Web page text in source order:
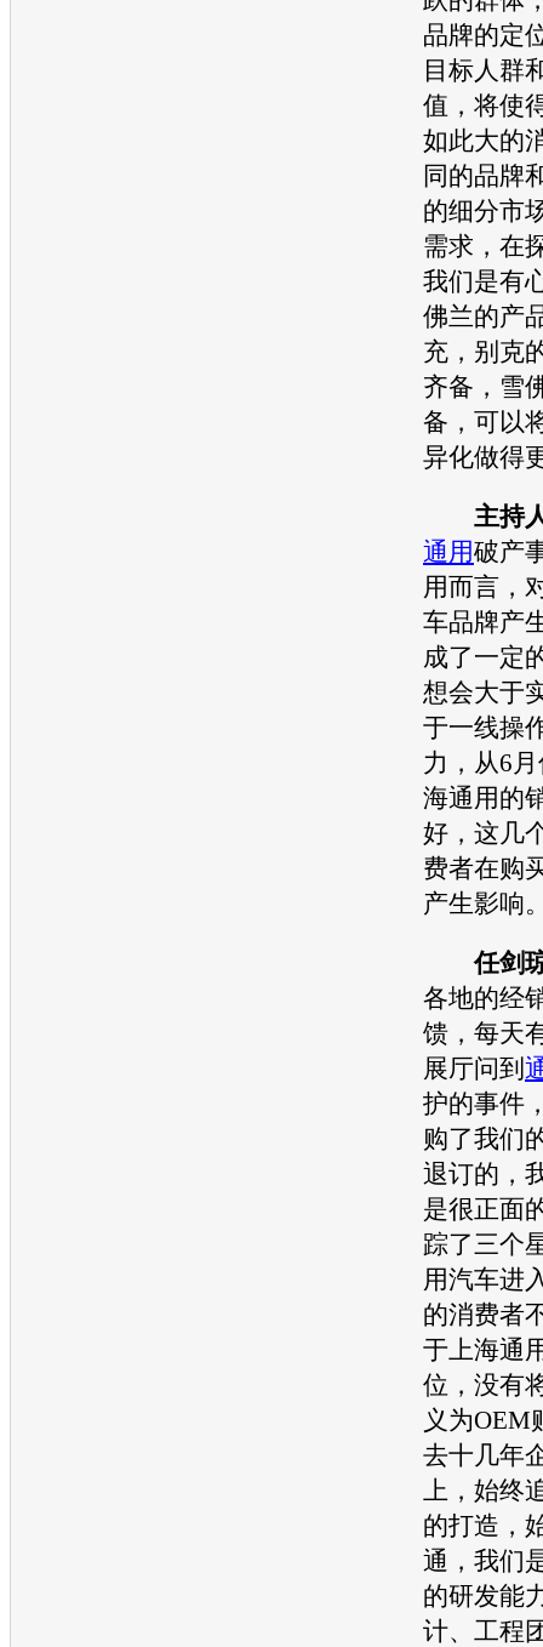
品牌的定
目标人群
值，将使
如此大的
同的品牌
的细分市
需求，在
我们是有
佛兰的产
充， 别克
齐备， 雪
备，可以
异化做得
主持
通用破产
用而言，
车品牌产
成了一定
想会大于
于一线操
力，从6
海通用的
好，这几
费者在购
产生影响
任剑
各地的经
馈，每天
展厅问到
护的事件
购了我们
退订的，
是很正面
踪了三个
用汽车进
的消费者
于上海通
位，没有
义为OEM
去十几年
上，始终
的打造，
通，我们
的研发能
计、工程